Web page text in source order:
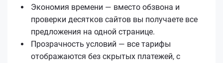
Экономия времени — вместо обзвона и
проверки десятков сайтов вы получаете все
предложения на одной странице.
Прозрачность условий — все тарифы
отображаются без скрытых платежей, с